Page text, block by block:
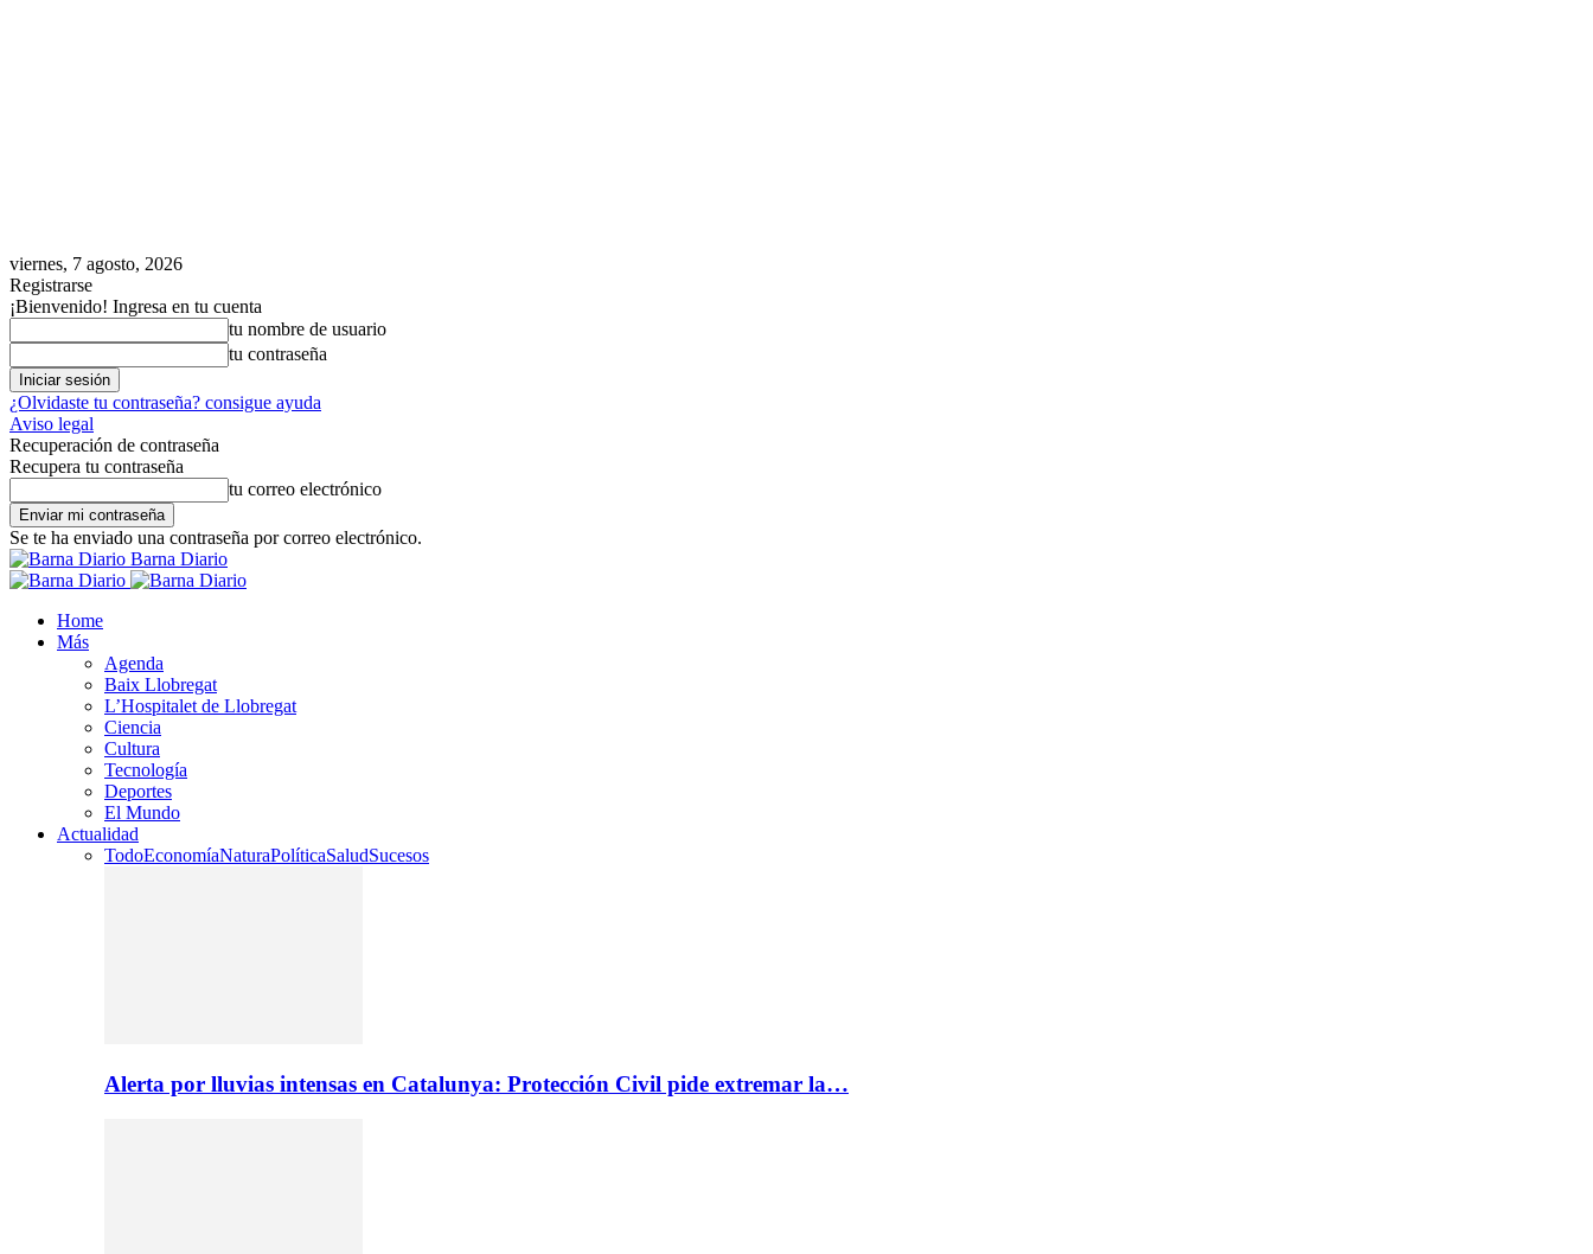
viernes, 7 agosto, 2026
Registrarse
¡Bienvenido! Ingresa en tu cuenta
tu nombre de usuario
tu contraseña
¿Olvidaste tu contraseña? consigue ayuda
Aviso legal
Recuperación de contraseña
Recupera tu contraseña
tu correo electrónico
Se te ha enviado una contraseña por correo electrónico.
Barna Diario
Home
Más
Agenda
Baix Llobregat
L’Hospitalet de Llobregat
Ciencia
Cultura
Tecnología
Deportes
El Mundo
Actualidad
TodoEconomíaNaturaPolíticaSaludSucesos
Alerta por lluvias intensas en Catalunya: Protección Civil pide extremar la…